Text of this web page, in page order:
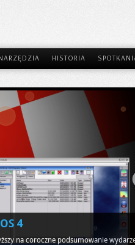
HISTORIA
4
na coroczne podsumowanie